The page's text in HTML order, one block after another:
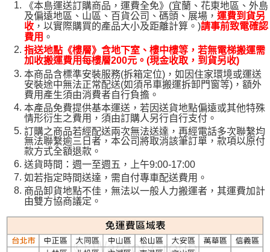
《本島運送訂購商品，運費全免》(宜蘭、花東地區、外島
及偏遠地區、山區、百貨公司、碼頭、展場， 運費到貨另
收 ，以實際購買的產品大小及距離計算。)請事前致電確認
費用 。
指送地點《樓層》含地下室、樓中樓等，若無電梯搬運需
加收搬運費用每樓層200元。(現金收取，到貨另收)
本商品含標準安裝服務(拆箱定位)，如因住家環境或運送
安裝途中無法正常配送(如須吊車搬運拆卸門窗等)，額外
費用產生須由消費者自行負擔。
本產品免費提供基本運送，若因送貨地點偏遠或其他特殊
情形衍生之費用，須由訂購人另行自行支付。
訂購之商品若經配送兩次無法送達，再經電話多次聯繫均
無法聯繫逾三日者，本公司將取消該筆訂單，款項以原付
款方式全額退款。
送貨時間：週一至週五，上午9:00-17:00
如若指定時間送達，需自付專車配送費用。
商品卸貨地點不佳，無法以一般人力搬運者，其運費加計
由雙方協商議定。